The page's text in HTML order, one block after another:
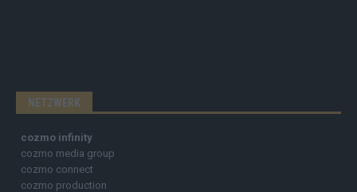
NETZWERK
cozmo infinity
cozmo media group
cozmo connect
cozmo production